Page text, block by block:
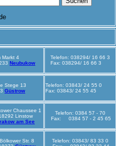
Markt 4
Neubukow
Telefon: 038294/ 16 66 3
Fax: 038294/ 16 66 3
Stege 13
Güstrow
Telefon: 03843/ 24 55 0
Fax: 03843/ 24 55 45
Chaussee 1
Linstow
am See
Telefon: 0384 57 - 70
Fax: 0384 57 - 2 45 65
Str. 8
Telefon: 03843/ 83 33 0